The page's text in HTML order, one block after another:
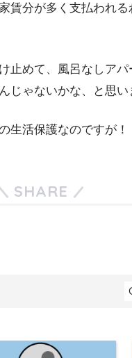
賃分が多く支払われ
止めて、風呂なしア
じゃないかな、と思い
生活保護なのですが！
SHARE